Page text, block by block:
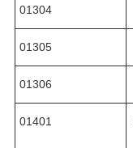
01304
01305
01306
01401